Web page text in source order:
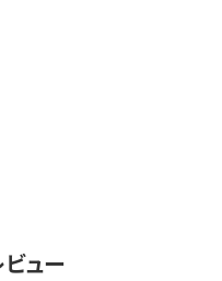
ュー